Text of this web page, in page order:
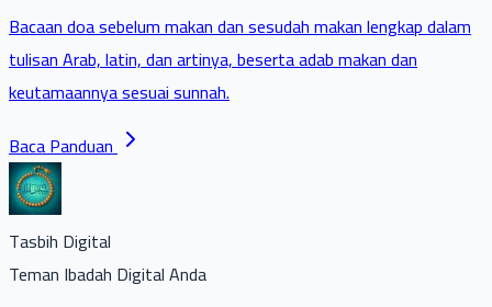
Bacaan doa sebelum makan dan sesudah makan lengkap dalam
tulisan Arab, latin, dan artinya, beserta adab makan dan
keutamaannya sesuai sunnah.
Baca Panduan
Tasbih Digital
Teman Ibadah Digital Anda